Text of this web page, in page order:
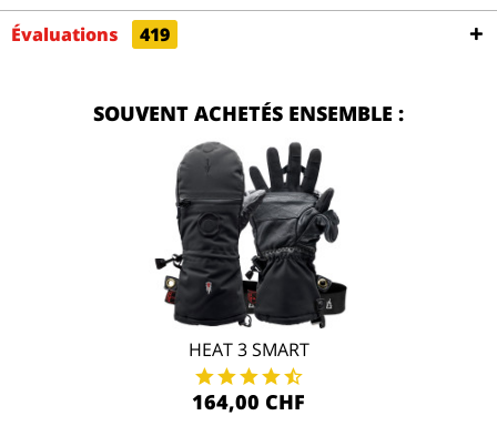
Évaluations
419
SOUVENT ACHETÉS ENSEMBLE :
HEAT 3 SMART
164,00 CHF